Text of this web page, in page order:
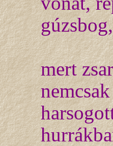
mert